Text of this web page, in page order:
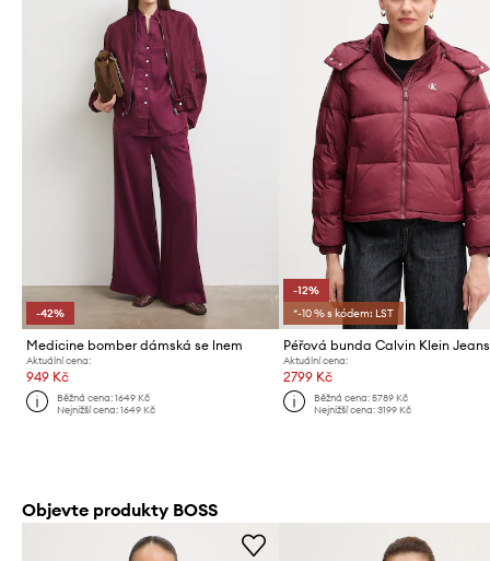
-42%
Medicine bomber dámská se lnem
Aktuální cena:
949 Kč
Běžná cena:1649 Kč
Nejnižší cena:1649 Kč
-12%
*-10 % s kódem: LST
Péřová bunda Calvin Klein Jeans
Aktuální cena:
2799 Kč
Běžná cena: 5789 Kč
Nejnižší cena: 3199 Kč
Objevte produkty BOSS